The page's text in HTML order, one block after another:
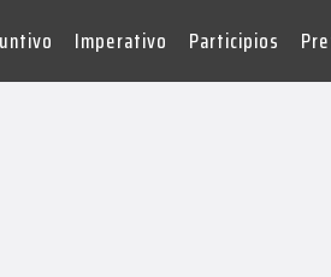
Imperativo Participios